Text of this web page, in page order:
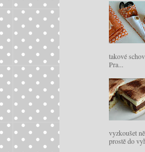
takové
Pra...
vyzkoušet
prostě do